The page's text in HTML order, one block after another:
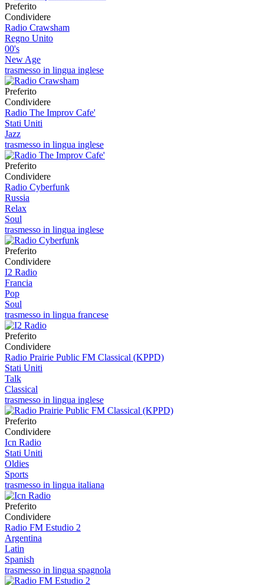
Preferito
Condividere
Radio Crawsham
Regno Unito
00's
New Age
trasmesso in lingua inglese
Preferito
Condividere
Radio The Improv Cafe'
Stati Uniti
Jazz
trasmesso in lingua inglese
Preferito
Condividere
Radio Cyberfunk
Russia
Relax
Soul
trasmesso in lingua inglese
Preferito
Condividere
I2 Radio
Francia
Pop
Soul
trasmesso in lingua francese
Preferito
Condividere
Radio Prairie Public FM Classical (KPPD)
Stati Uniti
Talk
Classical
trasmesso in lingua inglese
Preferito
Condividere
Icn Radio
Stati Uniti
Oldies
Sports
trasmesso in lingua italiana
Preferito
Condividere
Radio FM Estudio 2
Argentina
Latin
Spanish
trasmesso in lingua spagnola